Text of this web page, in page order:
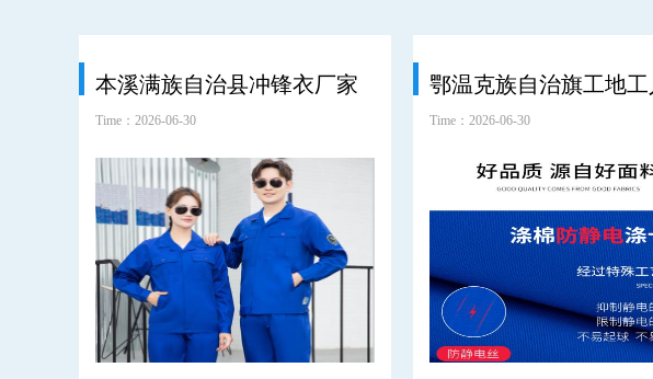
本溪满族自治县冲锋衣厂家
Time：2026-06-30 Time：2026-06-30